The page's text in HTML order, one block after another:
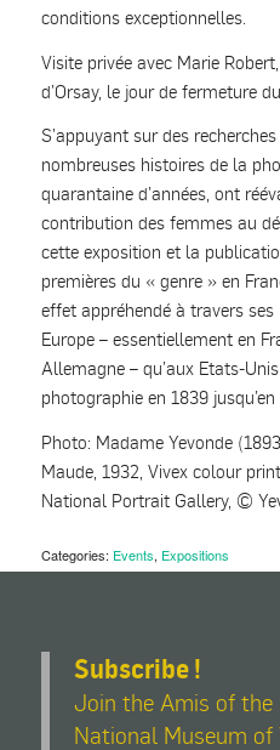
conditions exceptionnelles.
Visite privée avec Marie
d’Orsay, le jour de fermeture
S’appuyant sur des
nombreuses histoires de la
quarantaine d’années, ont
contribution des femmes au
cette exposition et la
premières du « genre » en
effet appréhendé à travers
Europe – essentiellement en
Allemagne – qu’aux Etats-
photographie en 1839 jusqu’en
Photo: Madame Yevonde
Maude, 1932, Vivex colour
National Portrait Gallery, ©
Categories: Events, Expositions
Subscribe !
Join the Amis of the
National Museum of